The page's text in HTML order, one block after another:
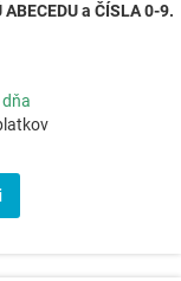
a ČÍSLA 0-9.